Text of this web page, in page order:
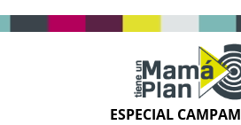
ESPECIAL